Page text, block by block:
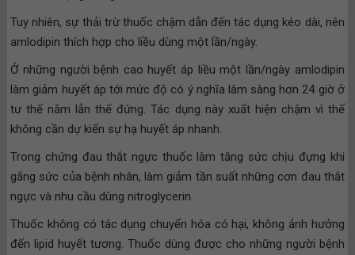
Tuy nhiên, sự thải trừ thuốc chậm dẫn đến tác dụng kéo dài, nên
amlodipin thích hợp cho liều dùng một lần/ngày.
Ở những người bệnh cao huyết áp liều một lần/ngày amlodipin
làm giảm huyết áp tới mức độ có ý nghĩa lâm sàng hơn 24 giờ ở
tư thế nằm lẫn thế đứng. Tác dụng này xuất hiện chậm vì thế
không cần dự kiến sự hạ huyết áp nhanh.
Trong chứng đau thắt ngực thuốc làm tăng sức chịu đựng khi
gắng sức của bệnh nhân, làm giảm tần suất những cơn đau thắt
ngực và nhu cầu dùng nitroglycerin.
Thuốc không có tác dụng chuyển hóa có hại, không ảnh hưởng
đến lipid huyết tương. Thuốc dùng được cho những người bệnh